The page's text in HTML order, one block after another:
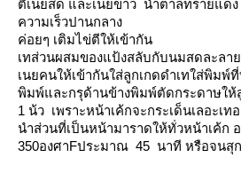
ตีเนยสด และเนยขาว น้ำตาลทรายแ
ความเร็วปานกลาง
ค่อยๆ เติมไข่ตีให้เข้ากัน
เทส่วนผสมของแป้งสลับกับนมสดละลา
เนยคนให้เข้ากันใส่ลูกเกดดำเทใส่พิมพ์
พิมพ์และกรุด้านข้างพิมพ์ตัดกระดาษใ
1 น้ว เพราะหน้าเค้กจะกระเด็นเลอะเท
นำส่วนที่เป็นหน้ามาราดให้ทั่วหน้าเค้ก
350องศาFประมาณ 45 นาที หรือจนสุก